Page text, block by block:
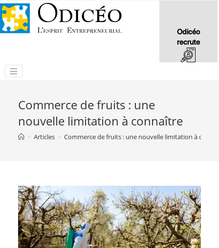
Odicéo
recrute
Commerce de fruits : une
nouvelle limitation à connaître
> Articles > Commerce de fruits : une nouvelle limitation à